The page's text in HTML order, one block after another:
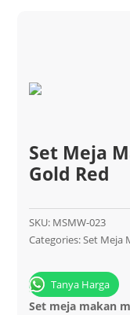
Set Meja
Gold Red
SKU: MSMW-023
Categories:Set Meja
Tanya Harga
Set meja makan